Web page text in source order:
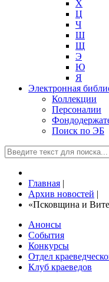
Х
Ц
Ч
Ш
Щ
Э
Ю
Я
Электронная
Коллекции
Персоналии
Поиск по ЭБ
Главная |
Архив новостей |
«Псковщина и
Анонсы
События
Конкурсы
Отдел
Клуб краеведов